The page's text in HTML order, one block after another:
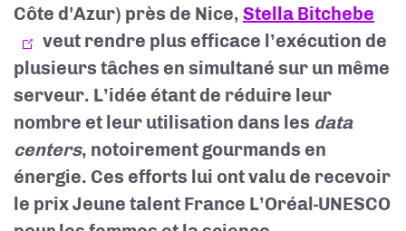
Côte d'Azur) près de Nice, Stella Bitchebe
veut rendre plus efficace l’exécution de
plusieurs tâches en simultané sur un même
serveur. L’idée étant de réduire leur
nombre et leur utilisation dans les data
centers, notoirement gourmands en
énergie. Ces efforts lui ont valu de recevoir
le prix Jeune talent France L’Oréal-UNESCO